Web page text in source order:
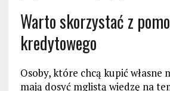
Warto skorzystać z
kredytowego
Osoby, które chcą kupić własne
mają dosyć mglistą wiedzę na